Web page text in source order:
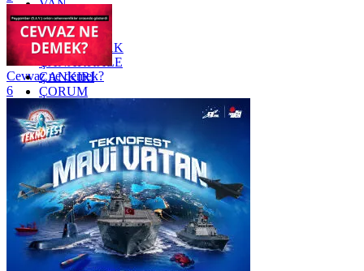
VAN
YALOVA
YOZGAT
ZONGULDAK
ÇANAKKALE
ÇANKIRI
ÇORUM
İSTANBUL
İZMİR
ŞANLIURFA
ŞIRNAK
Cevvaz ne demek?
6